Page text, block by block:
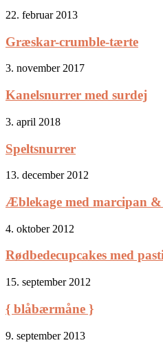
22. februar 2013
Græskar-crumble-tærte
3. november 2017
Kanelsnurrer med surdej
3. april 2018
Speltsnurrer
13. december 2012
Æblekage med marcipan
4. oktober 2012
Rødbedecupcakes med
15. september 2012
{ blåbærmåne }
9. september 2013